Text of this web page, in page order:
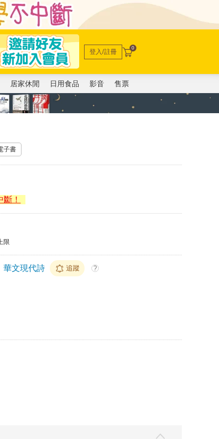
登入/註冊 0
居家休閒 日用食品 影音 售票
子書
！
限
華文現代詩 追蹤 ?